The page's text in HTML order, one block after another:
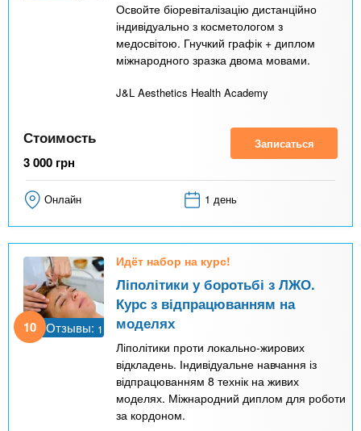
Освойте біоревіталізацію дистанційно
індивідуально з косметологом з
медосвітою. Гнучкий графік + диплом
міжнародного зразка двома мовами.
J&L Aesthetics Health Academy
Стоимость
3 000 грн
Записаться
Онлайн 1 день
10 Отзывы: 1
Идёт набор на курс!
Ліполітики у боротьбі з ЛЖО.
Курс з відпрацюванням на
моделях
Ліполітики проти локально-жирових
відкладень. Індивідуальне навчання із
відпрацюванням 8 технік на живих
моделях. Міжнародний диплом для роботи
за кордоном.